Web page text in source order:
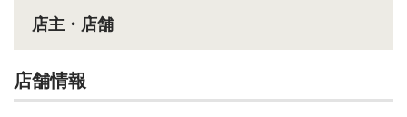
店主・店舗
店舗情報